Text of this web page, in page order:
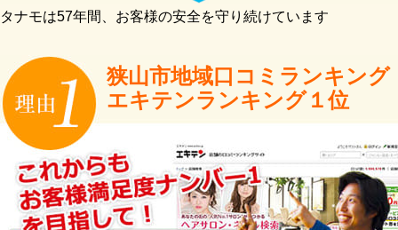
タナモは57年間、お客様の安全を守り続けています
狭山市地域口コミランキング
エキテンランキング１位